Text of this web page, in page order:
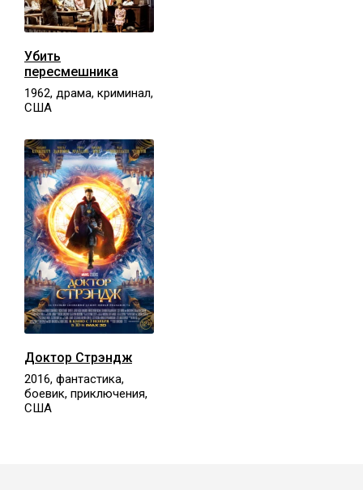
Убить
пересмешника
1962, драма, криминал,
США
Доктор Стрэндж
2016, фантастика,
боевик, приключения,
США